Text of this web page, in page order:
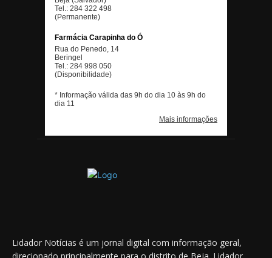
Lidador Notícias é um jornal digital com informação geral,